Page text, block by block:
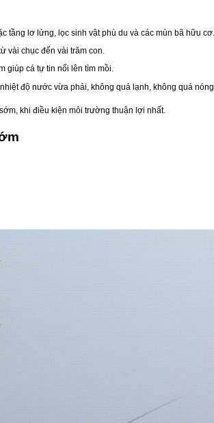
tầng lơ lửng, lọc sinh vật phù du và các mùn bã hữu cơ.
vài chục đến vài trăm con.
giúp cá tự tin nổi lên tìm mồi.
độ nước vừa phải, không quá lạnh, không quá nóng.
khi điều kiện môi trường thuận lợi nhất.